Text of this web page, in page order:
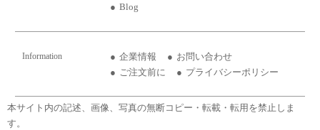
Blog
Information 企業情報
お問い合わせ
ご注文前に
プライバシーポリシー
本サイト内の記述、画像、写真の無断コピー・転載・転用を禁止しま
す。